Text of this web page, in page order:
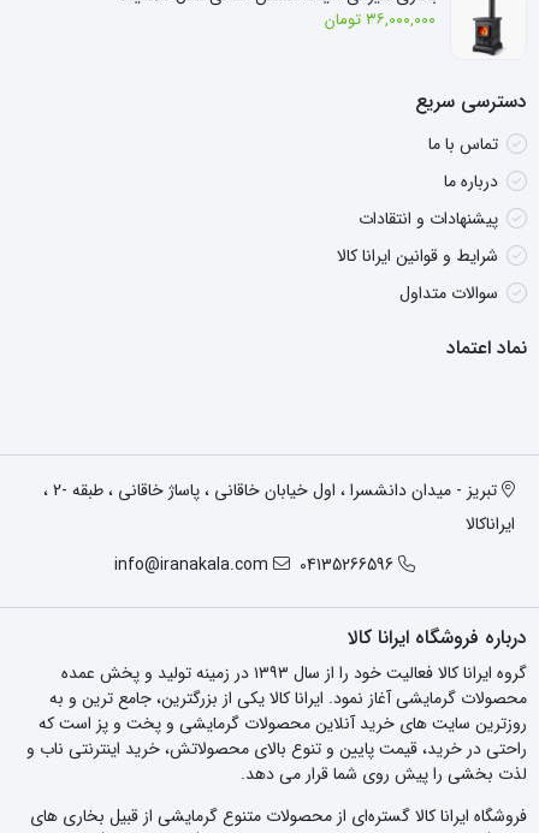
بود.
۳۶,۰۰۰,۰۰۰تومان
دسترسی سریع
تماس با ما
درباره ما
پیشنهادات و انتقادات
شرایط و قوانین ایرانا کالا
سوالات متداول
نماد اعتماد
تبریز - میدان دانشسرا ، اول خیابان خاقانی ، پاساژ خاقانی ، طبقه -2 ،
ایراناکالا
04135266596
info@iranakala.com
درباره فروشگاه ایرانا کالا
گروه ایرانا کالا فعالیت خود را از سال ۱۳۹۳ در زمینه تولید و پخش عمده
محصولات گرمایشی آغاز نمود. ایرانا کالا یکی از بزرگترین، جامع ترین و به
روزترین سایت های خرید آنلاین محصولات گرمایشی و پخت و پز است که
راحتی در خرید، قیمت پایین و تنوع بالای محصولاتش، خرید اینترنتی ناب و
لذت بخشی را پیش روی شما قرار می دهد.
فروشگاه ایرانا کالا گستره‌ای از محصولات متنوع گرمایشی از قبیل بخاری های